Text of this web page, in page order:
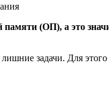
(ОП), а это
задачи. Для